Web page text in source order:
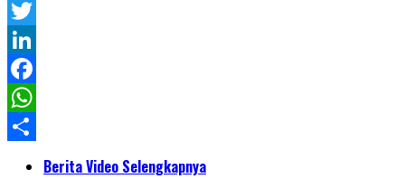
Pinterest
Twitter
LinkedIn
Facebook
WhatsApp
ShareBerita Video Selengkapnya